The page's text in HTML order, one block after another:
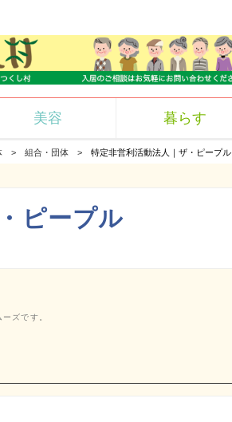
美容 暮らす
組合・団体 特定非営利活動法人｜ザ・ピープル
ピープル
ズです。